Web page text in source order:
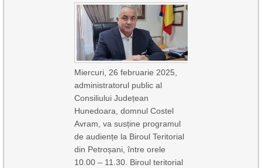
Miercuri, 26 februarie 2025,
administratorul public al
Consiliului Județean
Hunedoara, domnul Costel
Avram, va susține programul
de audiențe la Biroul Teritorial
din Petroșani, între orele
10.00 – 11.30. Biroul teritorial